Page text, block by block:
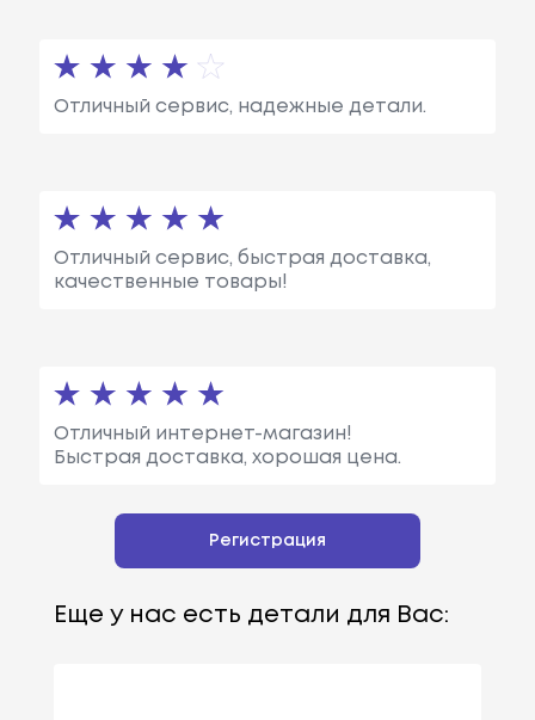
Отличный сервис, надежные детали.
Отличный сервис, быстрая доставка,
качественные товары!
Отличный интернет-магазин!
Быстрая доставка, хорошая цена.
Регистрация
Еще у нас есть детали для Вас: